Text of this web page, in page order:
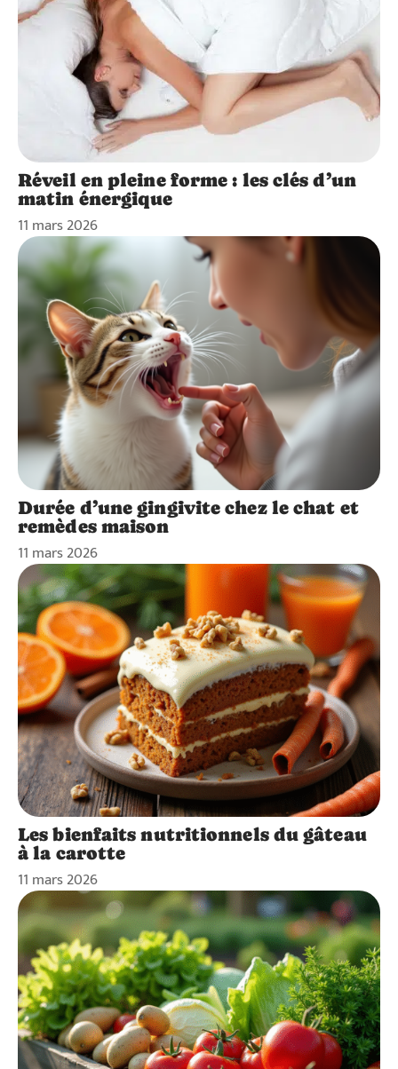
Réveil en pleine forme : les clés d’un
matin énergique
11 mars 2026
Durée d’une gingivite chez le chat et
remèdes maison
11 mars 2026
Les bienfaits nutritionnels du gâteau
à la carotte
11 mars 2026